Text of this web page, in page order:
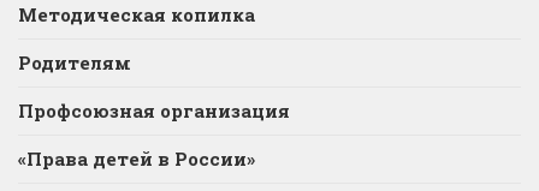
Методическая копилка
Родителям
Профсоюзная организация
«Права детей в России»